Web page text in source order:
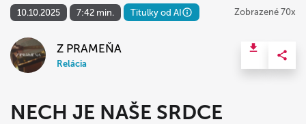
10.10.2025 7:42 min. Titulky od AI Zobrazené 70x
Z PRAMEŇA
Relácia
NECH JE NAŠE SRDCE